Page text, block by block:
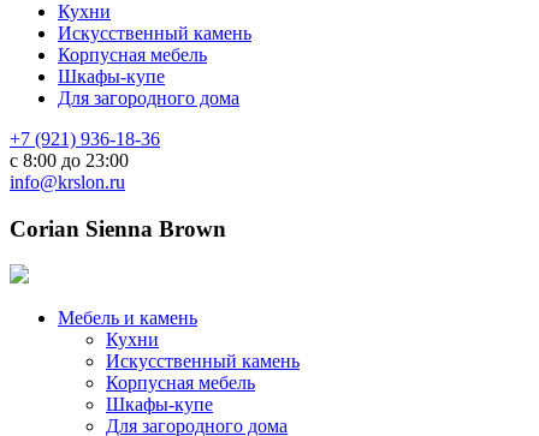
Кухни
Искусственный камень
Корпусная мебель
Шкафы-купе
Для загородного дома
+7 (921) 936-18-36
с 8:00 до 23:00
info@krslon.ru
Corian Sienna Brown
Мебель и камень
Кухни
Искусственный камень
Корпусная мебель
Шкафы-купе
Для загородного дома